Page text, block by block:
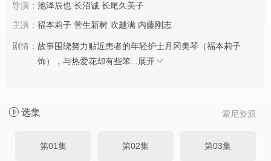
导演： 池泽辰也 长沼诚 长尾久美子
主演： 福本莉子 菅生新树 吹越满 内藤刚志
剧情： 故事围绕努力贴近患者的年轻护士月冈美琴（福本莉子
饰），与热爱花却有些笨...
展开
索尼资源
选集
第01集 第02集 第03集